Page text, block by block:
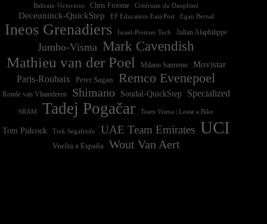
Bahrain Victorious Chris Froome Critérium du Dauphiné
Deceuninck-QuickStep EF Education-EasyPost Egan Bernal
Ineos Grenadiers Israel-Premier Tech Julian Alaphilippe
Jumbo-Visma Mark Cavendish
Mathieu van der Poel Milano Sanremo
Movistar
Paris-Roubaix
Peter Sagan Remco Evenepoel
Ronde van Vlaanderen Shimano Soudal-QuickStep Specialized
SRAM Tadej Pogačar Team Visma | Lease a Bike
Tom Pidcock Trek Segafredo UAE Team Emirates UCI
Vuelta a España Wout Van Aert